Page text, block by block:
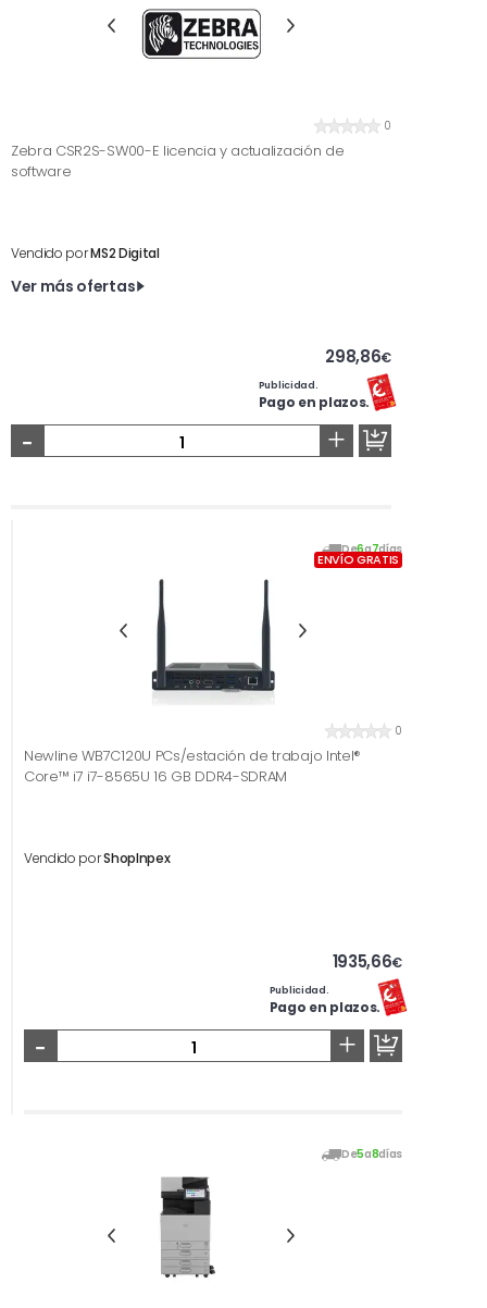
0
Zebra CSR2S-SW00-E licencia y actualización de
software
Vendido porMS2 Digital
Ver más ofertas
298,86€
Publicidad.
Pago en plazos.
- +
De6a7días
ENVÍO GRATIS
0
Newline WB7C120U PCs/estación de trabajo Intel®
Core™ i7 i7-8565U 16 GB DDR4-SDRAM
Vendido porShopInpex
1935,66€
Publicidad.
Pago en plazos.
- +
De5a8días